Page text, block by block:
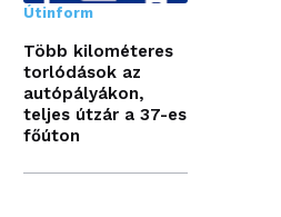
Útinform
Több kilométeres
torlódások az
autópályákon,
teljes útzár a 37-es
főúton